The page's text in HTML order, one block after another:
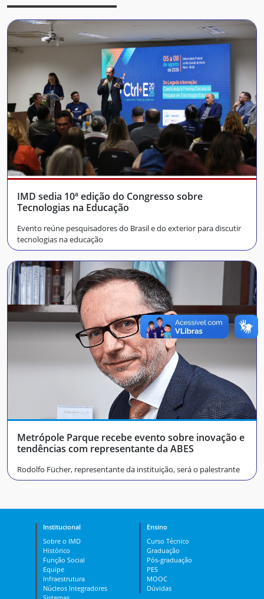
IMD sedia 10ª edição do Congresso sobre
Tecnologias na Educação
Evento reúne pesquisadores do Brasil e do exterior para discutir
tecnologias na educação
Metrópole Parque recebe evento sobre inovação e
tendências com representante da ABES
Rodolfo Fücher, representante da instituição, será o palestrante
Institucional
Sobre o IMD
Histórico
Função Social
Equipe
Infraestrutura
Núcleos Integradores
Ensino
Curso Técnico
Graduação
Pós-graduação
PES
MOOC
Dúvidas